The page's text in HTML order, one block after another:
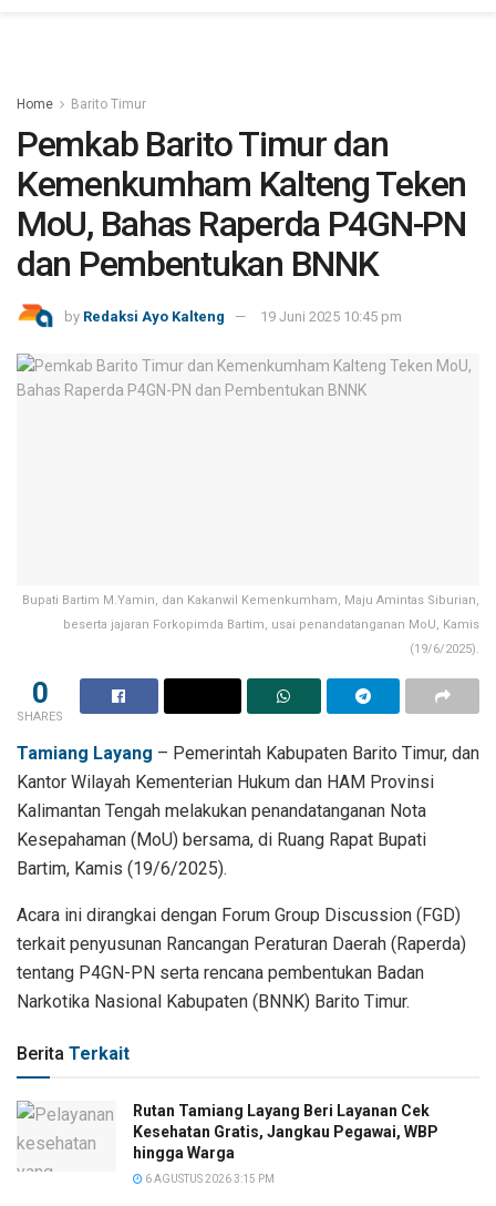
Home Barito Timur
Pemkab Barito Timur dan
Kemenkumham Kalteng Teken
MoU, Bahas Raperda P4GN-PN
dan Pembentukan BNNK
by Redaksi Ayo Kalteng 19 Juni 2025 10:45 pm
Bupati Bartim M.Yamin, dan Kakanwil Kemenkumham, Maju Amintas Siburian,
beserta jajaran Forkopimda Bartim, usai penandatanganan MoU, Kamis
(19/6/2025).
0
SHARES
Tamiang Layang – Pemerintah Kabupaten Barito Timur, dan
Kantor Wilayah Kementerian Hukum dan HAM Provinsi
Kalimantan Tengah melakukan penandatanganan Nota
Kesepahaman (MoU) bersama, di Ruang Rapat Bupati
Bartim, Kamis (19/6/2025).
Acara ini dirangkai dengan Forum Group Discussion (FGD)
terkait penyusunan Rancangan Peraturan Daerah (Raperda)
tentang P4GN-PN serta rencana pembentukan Badan
Narkotika Nasional Kabupaten (BNNK) Barito Timur.
Berita Terkait
Rutan Tamiang Layang Beri Layanan Cek
Kesehatan Gratis, Jangkau Pegawai, WBP
hingga Warga
6 AGUSTUS 2026 3:15 PM